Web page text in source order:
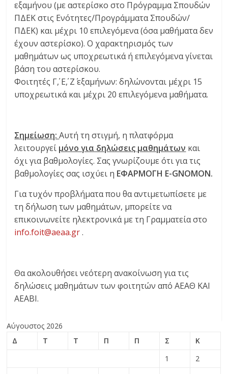
εξαμήνου (με αστερίσκο στο Πρόγραμμα Σπουδών
ΠΔΕΚ στις Ενότητες/Προγράμματα Σπουδών/
ΠΔΕΚ) και μέχρι 10 επιλεγόμενα (όσα μαθήματα δεν
έχουν αστερίσκο). Ο χαρακτηρισμός των
μαθημάτων ως υποχρεωτικά ή επιλεγόμενα γίνεται
βάση του αστερίσκου.
Φοιτητές Γ΄, Ε΄, Ζ΄ εξαμήνων: δηλώνονται μέχρι 15
υποχρεωτικά και μέχρι 20 επιλεγόμενα μαθήματα.
Σημείωση:Αυτή τη στιγμή, η πλατφόρμα
λειτουργεί μόνο για δηλώσεις μαθημάτων και
όχι για βαθμολογίες. Σας γνωρίζουμε ότι για τις
βαθμολογίες σας ισχύει η ΕΦΑΡΜΟΓΗ E-GNOMON.
Για τυχόν προβλήματα που θα αντιμετωπίσετε με
τη δήλωση των μαθημάτων, μπορείτε να
επικοινωνείτε ηλεκτρονικά με τη Γραμματεία στο
info.foit@aeaa.gr.
Θα ακολουθήσει νεότερη ανακοίνωση για τις
δηλώσεις μαθημάτων των φοιτητών από ΑΕΑΘ ΚΑΙ
ΑΕΑΒΙ.
Αύγουστος 2026
Δ
Τ Τ Π Π Σ
Κ
1
2